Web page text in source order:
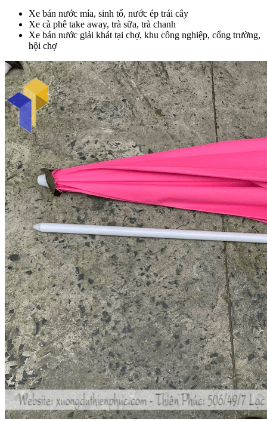
Xe bán nước mía, sinh tố, nước ép trái cây
Xe cà phê take away, trà sữa, trà chanh
Xe bán nước giải khát tại chợ, khu công nghiệp, cổng trường,
hội chợ